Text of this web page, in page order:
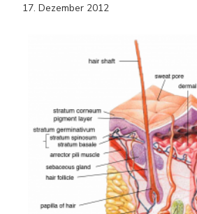
17. Dezember 2012